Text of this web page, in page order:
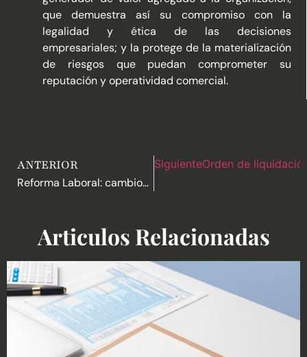
que demuestra así su compromiso con la
legalidad y ética de las decisiones
empresariales; y la protege de la materialización
de riesgos que puedan comprometer su
reputación y operatividad comercial.
ANTERIOR
Reforma Laboral: cambios aprobados
SiguienteOrden de
Articulos Relacionadas